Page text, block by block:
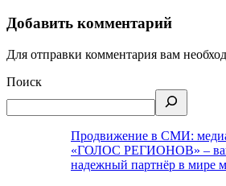
Добавить комментарий
Для отправки комментария вам
Поиск
Продвижение в СМИ:
«ГОЛОС РЕГИОНОВ» –
надежный партнёр в мире